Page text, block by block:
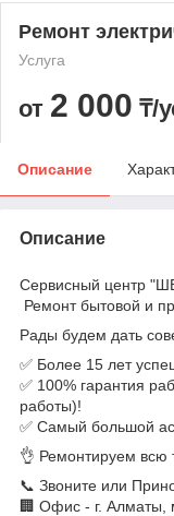
Ремонт
Услуга
от 2 000 ₸/
Описание
Описание
Сервисный центр
Ремонт бытовой и
Рады будем дать
✅ Более 15 лет
✅ 100% гарантия
работы)!
✅ Самый большой
👌 Ремонтируем всю
📞 Звоните или
🏢 Офис - г. Алматы,